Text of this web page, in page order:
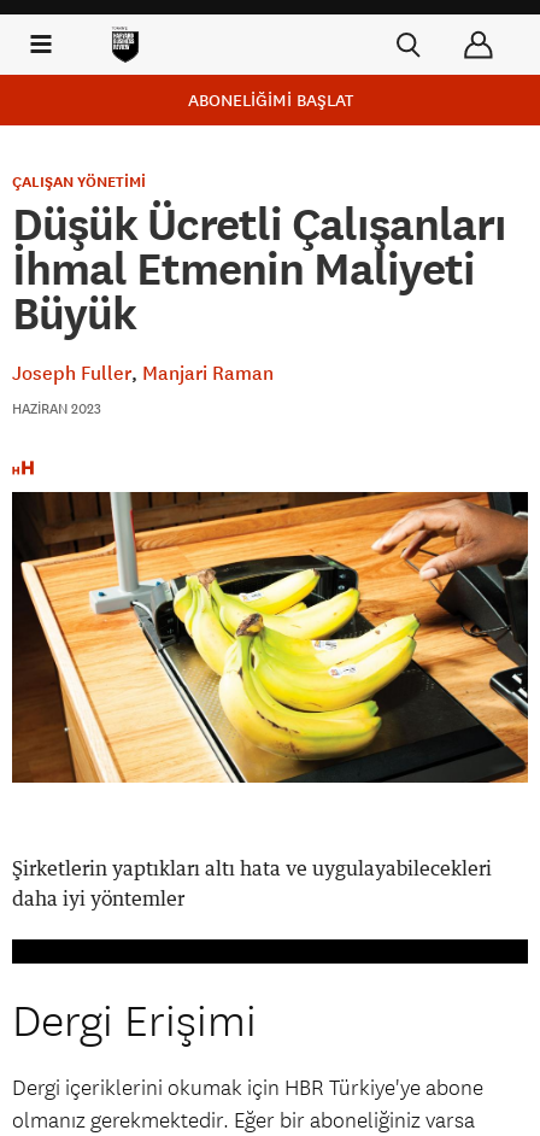
ABONELİĞİMİ BAŞLAT
ÇALIŞAN YÖNETİMİ
Düşük Ücretli Çalışanları
İhmal Etmenin Maliyeti
Büyük
Joseph Fuller Manjari Raman
HAZIRAN 2023
Şirketlerin yaptıkları altı hata ve uygulayabilecekleri
daha iyi yöntemler
Dergi Erişimi
Dergi içeriklerini okumak için HBR Türkiye'ye abone
olmanız gerekmektedir. Eğer bir aboneliğiniz varsa